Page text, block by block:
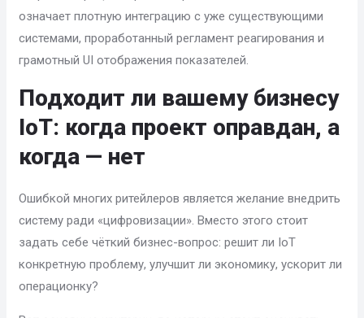
означает плотную интеграцию с уже существующими
системами, проработанный регламент реагирования и
грамотный UI отображения показателей.
Подходит ли вашему бизнесу
IoT: когда проект оправдан, а
когда — нет
Ошибкой многих ритейлеров является желание внедрить
систему ради «цифровизации». Вместо этого стоит
задать себе чёткий бизнес-вопрос: решит ли IoT
конкретную проблему, улучшит ли экономику, ускорит ли
операционку?